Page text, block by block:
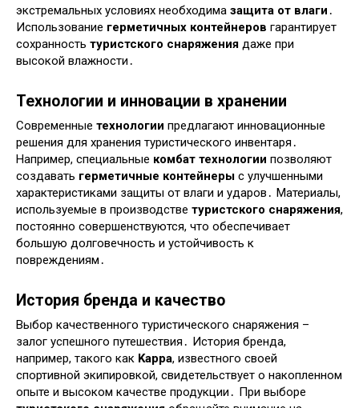
экстремальных условиях необходима защита от влаги ․
Использование герметичных контейнеров гарантирует
сохранность туристского снаряжения даже при
высокой влажности․
Технологии и инновации в хранении
Современные технологии предлагают инновационные
решения для хранения туристического инвентаря․
Например, специальные комбат технологии позволяют
создавать герметичные контейнеры с улучшенными
характеристиками защиты от влаги и ударов․ Материалы,
используемые в производстве туристского снаряжения,
постоянно совершенствуются, что обеспечивает
большую долговечность и устойчивость к
повреждениям․
История бренда и качество
Выбор качественного туристического снаряжения –
залог успешного путешествия․ История бренда,
например, такого как Kappa, известного своей
спортивной экипировкой, свидетельствует о накопленном
опыте и высоком качестве продукции․ При выборе